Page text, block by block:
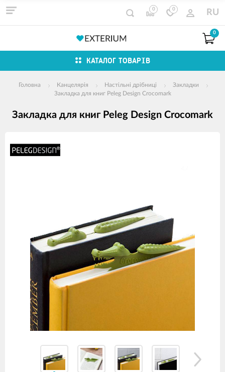
0 0 RU
0
КАТАЛОГ ТОВАРІВ
Головна Канцелярія Настільні дрібниці
Закладки
Закладка для книг Peleg Design Crocomark
Закладка для книг Peleg Design Crocomark
продуктів